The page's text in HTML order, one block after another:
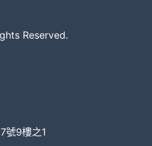
Reserved.
號9樓之1